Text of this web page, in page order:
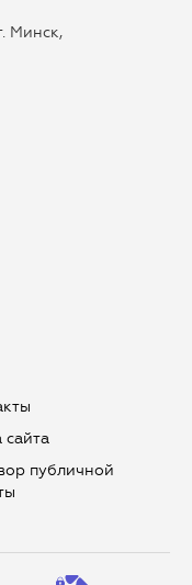
Минск,
сайта
публичной